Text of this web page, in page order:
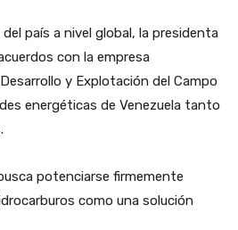
país a nivel global, la presidenta
con la empresa
y Explotación del Campo
energéticas de Venezuela tanto
potenciarse firmemente
como una solución